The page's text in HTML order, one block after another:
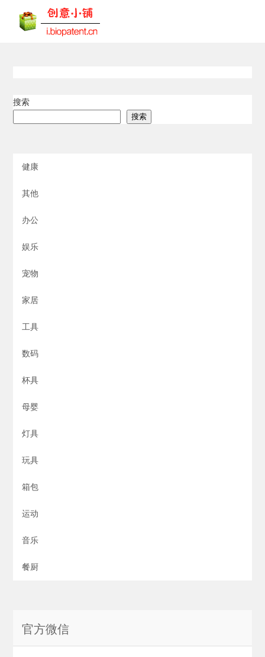
搜索
搜索
健康
其他
办公
娱乐
宠物
家居
工具
数码
杯具
母婴
灯具
玩具
箱包
运动
音乐
餐厨
官方微信